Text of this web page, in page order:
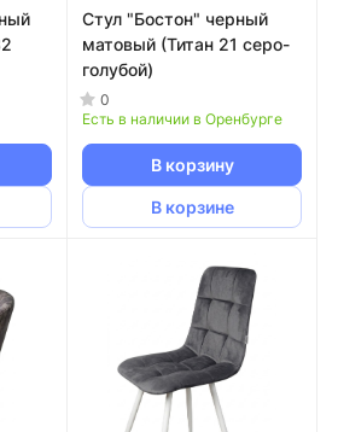
Стул "Бостон" черный
матовый (Титан 21 серо-
голубой)
0
Есть в наличии в Оренбурге
В корзину
В корзине